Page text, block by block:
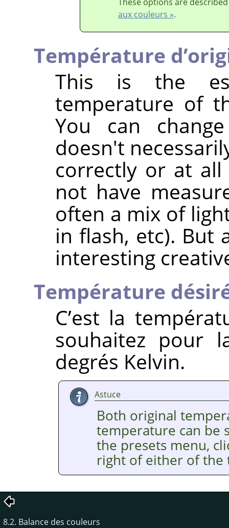
aux couleurs ».
Température
This is the
temperature of
You can
doesn't
correctly or at
not have
often a mix of
in flash, etc). But
interesting
Température
C’est la
souhaitez pour
degrés Kelvin.
Astuce
Both original
temperature can be
the presets menu,
right of either of the
8.2. Balance des couleurs